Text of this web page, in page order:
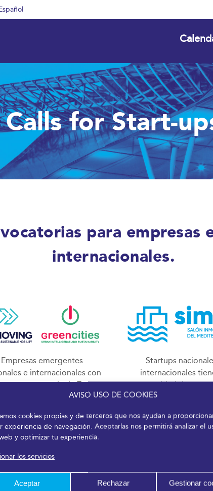
AVISO USO DE COOKIES
cookies propias y de terceros que nos ayudan a
experiencia de navegación. Aceptarlas nos permitirá analizar el
y optimizar tu experiencia.
los servicios
Aceptar Rechazar Gestionar
Calls for Start-
para empresas
internacionales.
Empresas emergentes
e internacionales con
en materia de Zonas
Bajas Emisiones tendrán la
presentando su
ante el ecosistema
presentes en el
Startups
internacionales
oportunidad de
iniciativas ante el
responsables de
CALL FOR